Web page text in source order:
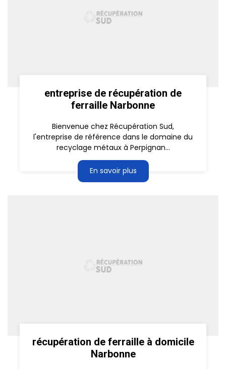
entreprise de récupération de
ferraille Narbonne
Bienvenue chez Récupération Sud,
l'entreprise de référence dans le domaine du
recyclage métaux à Perpignan...
En savoir plus
récupération de ferraille à domicile
Narbonne